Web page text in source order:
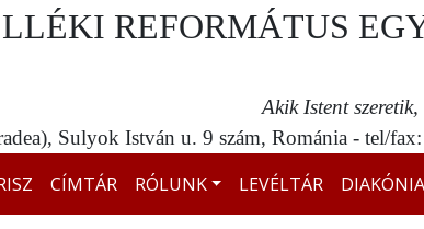
REFORMÁTUS
Akik Istent
Sulyok István u. 9 szám, Románia - tel/
CÍMTÁR RÓLUNK LEVÉLTÁR DIAKÓNIA